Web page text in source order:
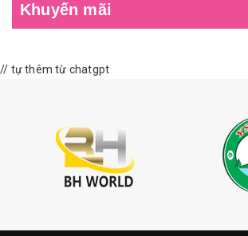
Khuyến mãi
// tự thêm từ chatgpt